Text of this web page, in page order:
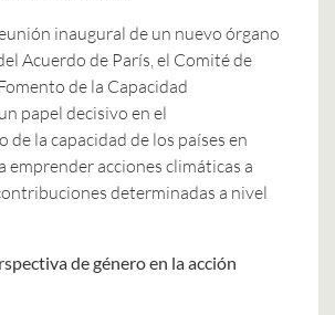
inaugural de un nuevo órgano
Acuerdo de París, el Comité de
de la Capacidad
papel decisivo en el
la capacidad de los países en
emprender acciones climáticas a
determinadas a nivel
de género en la acción